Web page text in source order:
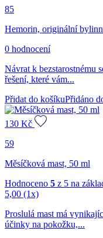
85
Hemorin, originální
0 hodnocení
Návrat k bezstarostnému
řešení, které vám...
Přidat do košíkuPřidáno
130 Kč
59
Měsíčková mast, 50 ml
Hodnoceno 5 z 5 na
5,00 (1x)
Proslulá mast má
účinky na pokožku,...